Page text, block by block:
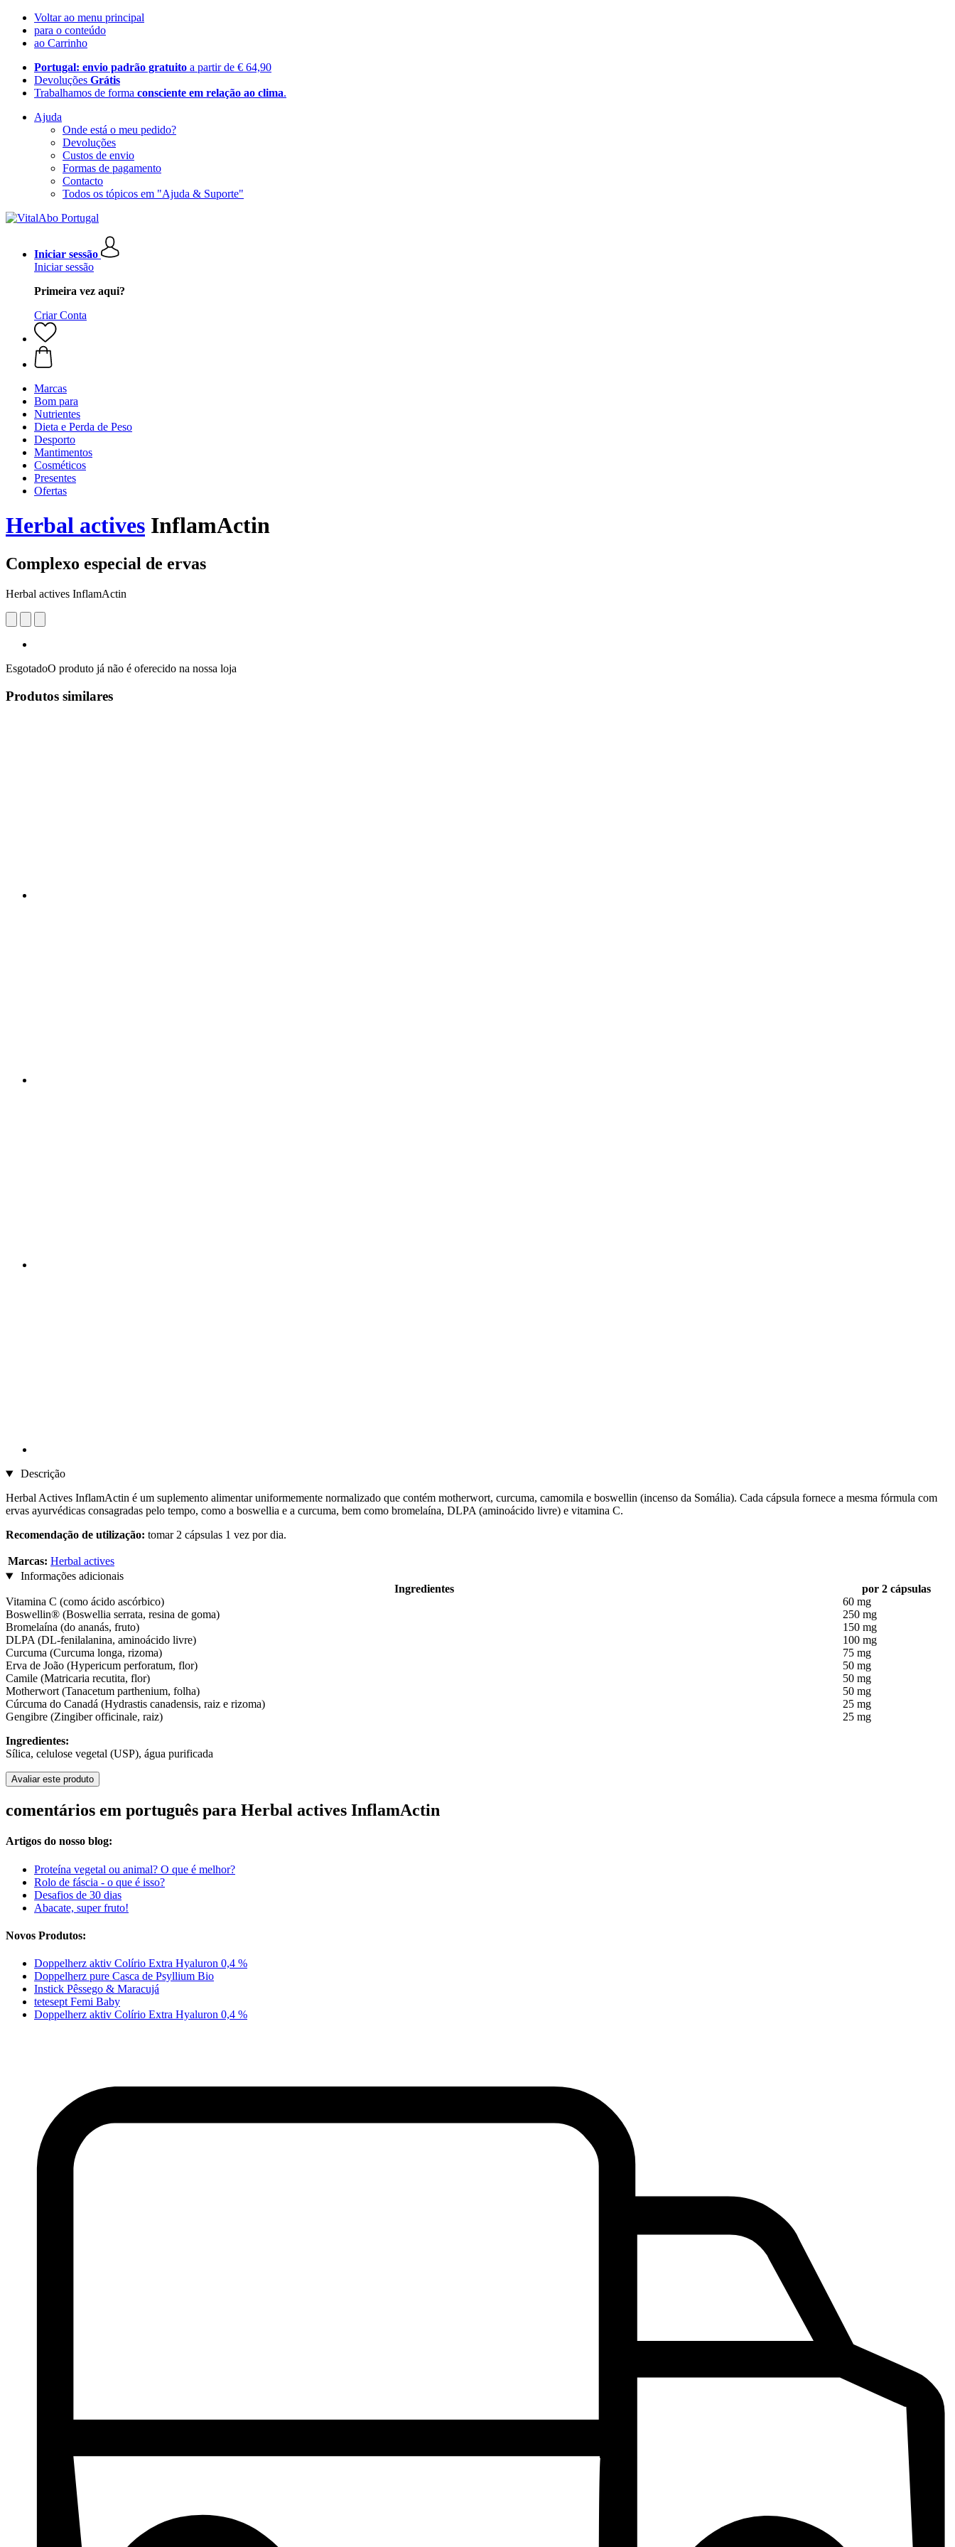
Voltar ao menu principal
para o conteúdo
ao Carrinho
Portugal: envio padrão gratuito a partir de € 64,90
Devoluções Grátis
Trabalhamos de forma consciente em relação ao clima.
Ajuda
Onde está o meu pedido?
Devoluções
Custos de envio
Formas de pagamento
Contacto
Todos os tópicos em "Ajuda & Suporte"
Iniciar sessão
Iniciar sessão
Primeira vez aqui?
Criar Conta
Marcas
Bom para
Nutrientes
Dieta e Perda de Peso
Desporto
Mantimentos
Cosméticos
Presentes
Ofertas
Herbal actives InflamActin
Complexo especial de ervas
Herbal actives InflamActin
EsgotadoO produto já não é oferecido na nossa loja
Produtos similares
Descrição
Herbal Actives InflamActin é um suplemento alimentar uniformemente normalizado que contém motherwort, curcuma, camomila e boswellin (incenso da Somália). Cada cápsula fornece a mesma fórmula com
ervas ayurvédicas consagradas pelo tempo, como a boswellia e a curcuma, bem como bromelaína, DLPA (aminoácido livre) e vitamina C.
Recomendação de utilização: tomar 2 cápsulas 1 vez por dia.
Marcas: Herbal actives
Informações adicionais
Ingredientes
por 2 cápsulas
Vitamina C (como ácido ascórbico)
60 mg
Boswellin® (Boswellia serrata, resina de goma)
250 mg
Bromelaína (do ananás, fruto)
150 mg
DLPA (DL-fenilalanina, aminoácido livre)
100 mg
Curcuma (Curcuma longa, rizoma)
75 mg
Erva de João (Hypericum perforatum, flor)
50 mg
Camile (Matricaria recutita, flor)
50 mg
Motherwort (Tanacetum parthenium, folha)
50 mg
Cúrcuma do Canadá (Hydrastis canadensis, raiz e rizoma)
25 mg
Gengibre (Zingiber officinale, raiz)
25 mg
Ingredientes:
Sílica, celulose vegetal (USP), água purificada
Avaliar este produto
comentários em português para Herbal actives InflamActin
Artigos do nosso blog:
Proteína vegetal ou animal? O que é melhor?
Rolo de fáscia - o que é isso?
Desafios de 30 dias
Abacate, super fruto!
Novos Produtos:
Doppelherz aktiv Colírio Extra Hyaluron 0,4 %
Doppelherz pure Casca de Psyllium Bio
Instick Pêssego & Maracujá
tetesept Femi Baby
Doppelherz aktiv Colírio Extra Hyaluron 0,4 %